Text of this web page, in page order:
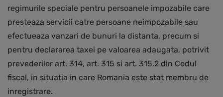
regimurile speciale pentru persoanele impozabile care
presteaza servicii catre persoane neimpozabile sau
efectueaza vanzari de bunuri la distanta, precum si
pentru declararea taxei pe valoarea adaugata, potrivit
prevederilor art. 314, art. 315 si art. 315.2 din Codul
fiscal, in situatia in care Romania este stat membru de
inregistrare.